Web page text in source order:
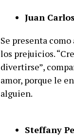
Juan
Se presenta
los prejuicios.
divertirse”,
amor, porque le
alguien.
Steffany